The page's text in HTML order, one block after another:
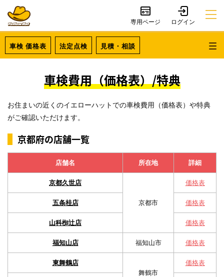
専用ページ
車検 価格表 法定点検 見積・相談
車検費用（価格表）/特典
お住まいの近くのイエローハットでの車検費用（価格表）や特典
がご確認いただけます。
京都府の店舗一覧
店舗名 所在地 詳細
京都久世店
京都市
価格表
五条桂店 価格表
山科椥辻店 価格表
福知山店 福知山市 価格表
東舞鶴店
舞鶴市
価格表